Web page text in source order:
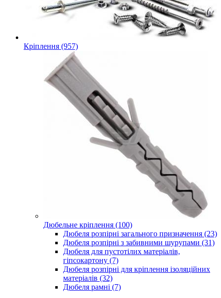
Кріплення (957)
Дюбельне кріплення (100)
Дюбеля розпірні загального призначення (23)
Дюбеля розпірні з забивними шурупами (31)
Дюбеля для пустотілих матеріалів,
гіпсокартону (7)
Дюбеля розпірні для кріплення ізоляційних
матеріалів (32)
Дюбеля рамні (7)